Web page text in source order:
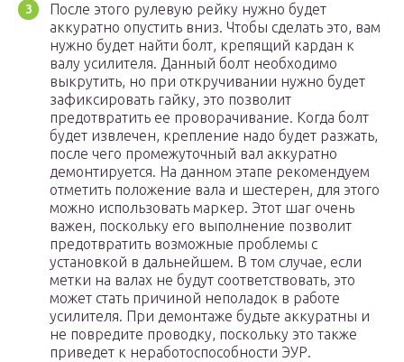
После этого рулевую рейку нужно будет
аккуратно опустить вниз. Чтобы сделать это, вам
нужно будет найти болт, крепящий кардан к
валу усилителя. Данный болт необходимо
выкрутить, но при откручивании нужно будет
зафиксировать гайку, это позволит
предотвратить ее проворачивание. Когда болт
будет извлечен, крепление надо будет разжать,
после чего промежуточный вал аккуратно
демонтируется. На данном этапе рекомендуем
отметить положение вала и шестерен, для этого
можно использовать маркер. Этот шаг очень
важен, поскольку его выполнение позволит
предотвратить возможные проблемы с
установкой в дальнейшем. В том случае, если
метки на валах не будут соответствовать, это
может стать причиной неполадок в работе
усилителя. При демонтаже будьте аккуратны и
не повредите проводку, поскольку это также
приведет к неработоспособности ЭУР.